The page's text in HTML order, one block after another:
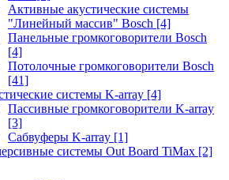
Активные акустические системы
"Линейный массив" Bosch [4]
Панельные громкоговорители Bosch
[4]
Потолочные громкоговорители Bosch
[41]
системы K-array [4]
Пассивные громкоговорители K-array
[3]
Сабвуферы K-array [1]
системы Out Board TiMax [2]